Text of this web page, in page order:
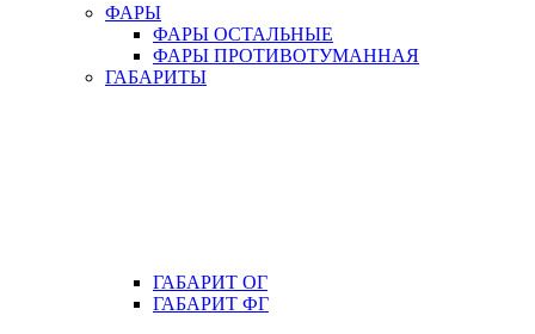
ФАРЫ
ФАРЫ ОСТАЛЬНЫЕ
ФАРЫ ПРОТИВОТУМАННАЯ
ГАБАРИТЫ
ГАБАРИТ ОГ
ГАБАРИТ ФГ